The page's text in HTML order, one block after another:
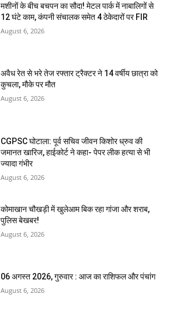
मशीनों के बीच बचपन का सौदा! मेटल पार्क में नाबालिगों से
12 घंटे काम, कंपनी संचालक समेत 4 ठेकेदारों पर FIR
August 6, 2026
अवैध रेत से भरे तेज रफ्तार ट्रैक्टर ने 14 वर्षीय छात्रा को
कुचला, मौके पर मौत
August 6, 2026
CGPSC घोटाला: पूर्व सचिव जीवन किशोर ध्रुव की
जमानत खारिज, हाईकोर्ट ने कहा- पेपर लीक हत्या से भी
ज्यादा गंभीर
August 6, 2026
कोमाखान चौखड़ी में खुलेआम बिक रहा गांजा और शराब,
पुलिस बेखबर!
August 6, 2026
06 अगस्त 2026, गुरुवार : आज का राशिफल और पंचांग
August 6, 2026